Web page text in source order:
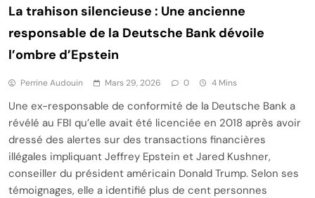
La trahison silencieuse : Une ancienne
responsable de la Deutsche Bank dévoile
l’ombre d’Epstein
Perrine Audouin Mars 29, 2026 0 4 Mins
Une ex-responsable de conformité de la Deutsche Bank a
révélé au FBI qu’elle avait été licenciée en 2018 après avoir
dressé des alertes sur des transactions financières
illégales impliquant Jeffrey Epstein et Jared Kushner,
conseiller du président américain Donald Trump. Selon ses
témoignages, elle a identifié plus de cent personnes